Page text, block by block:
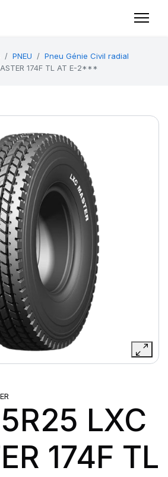
PNEU
Pneu Génie Civil radial
174F TL AT E-2***
LXC
174F TL